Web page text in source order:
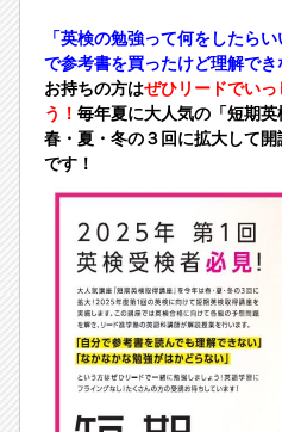
「英検の勉強って何をしたら
で参考書を買ったけど理解でき
お持ちの方はぜひリードでいっ
う！ 毎年夏に大人気の「短期
春・夏・冬の３回に拡大して
です！